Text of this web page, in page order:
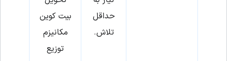
حداقل
تلاش.
بیت کوین
مکانیزم
توزیع